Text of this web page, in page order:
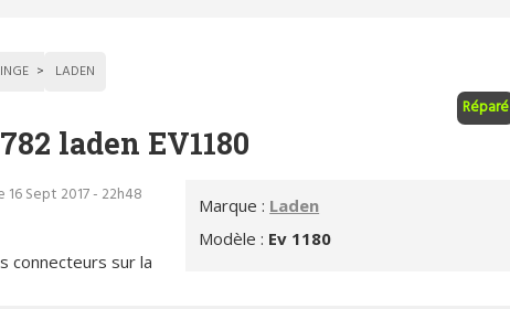
LADEN
Réparé
laden EV1180
Marque : Laden
Modèle : Ev 1180
16 Sept 2017 - 22h48
connecteurs sur la